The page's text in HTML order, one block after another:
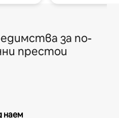
за по-
престои
наем